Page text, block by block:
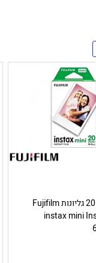
נייר צילום 20 גליונות Fujifilm
instax mini